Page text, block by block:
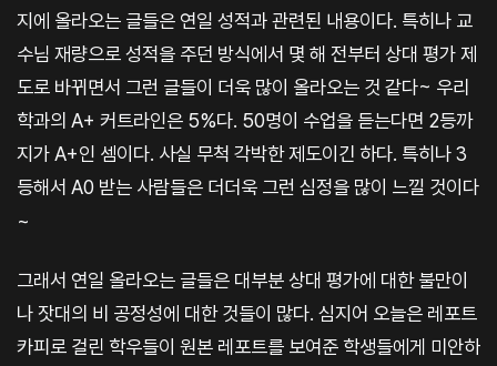
지에 올라오는 글들은 연일 성적과 관련된 내용이다. 특히나 교
수님 재량으로 성적을 주던 방식에서 몇 해 전부터 상대 평가 제
도로 바뀌면서 그런 글들이 더욱 많이 올라오는 것 같다~ 우리
학과의 A+ 커트라인은 5%다. 50명이 수업을 듣는다면 2등까
지가 A+인 셈이다. 사실 무척 각박한 제도이긴 하다. 특히나 3
등해서 A0 받는 사람들은 더더욱 그런 심정을 많이 느낄 것이다
~
그래서 연일 올라오는 글들은 대부분 상대 평가에 대한 불만이
나 잣대의 비 공정성에 대한 것들이 많다. 심지어 오늘은 레포트
카피로 걸린 학우들이 원본 레포트를 보여준 학생들에게 미안하